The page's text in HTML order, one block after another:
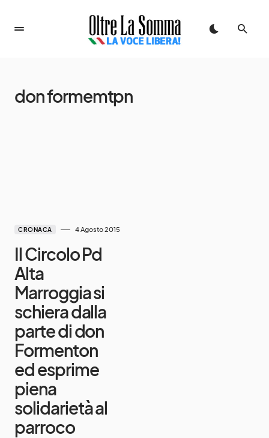
don formemtpn
CRONACA 4 Agosto 2015
Il Circolo Pd
Alta
Marroggia si
schiera dalla
parte di don
Formenton
ed esprime
piena
solidarietà al
parroco